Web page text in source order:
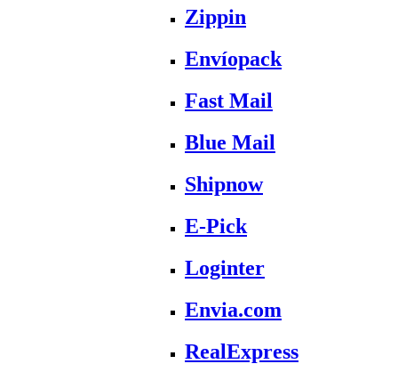
Zippin
Envíopack
Fast Mail
Blue Mail
Shipnow
E-Pick
Loginter
Envia.com
RealExpress